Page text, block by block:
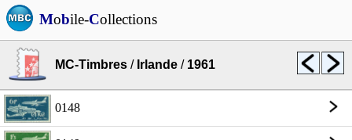
Mobile-Collections
MC-Timbres / Irlande / 1961
0148